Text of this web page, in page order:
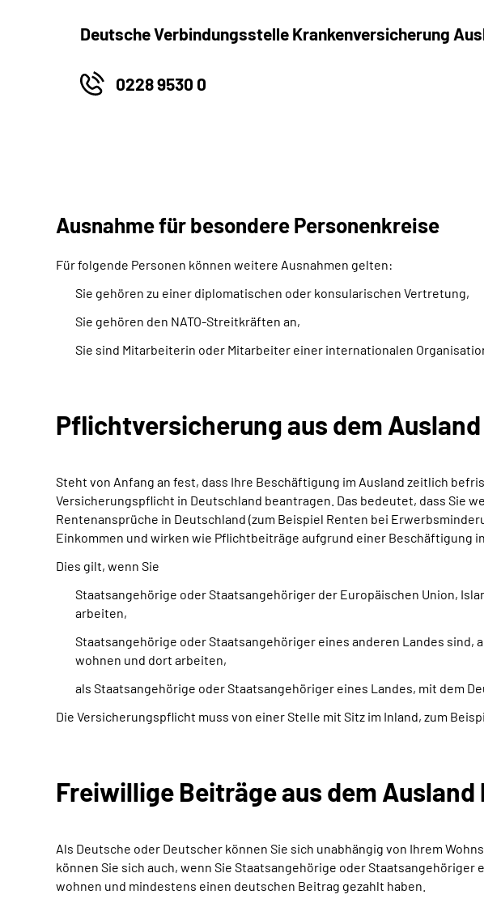
Deutsche Verbindungsstelle Krankenversicherung
0228 9530 0
Ausnahme für besondere Personenkreise
Für folgende Personen können weitere Ausnahmen gelten:
Sie gehören zu einer diplomatischen oder konsularischen Vertretung,
Sie gehören den NATO-Streitkräften an,
Sie sind Mitarbeiterin oder Mitarbeiter einer internationalen
Pflichtversicherung aus dem
Steht von Anfang an fest, dass Ihre Beschäftigung im Ausland zeitlich
Versicherungspflicht in Deutschland beantragen. Das bedeutet, dass Sie
Rentenansprüche in Deutschland (zum Beispiel Renten bei
Einkommen und wirken wie Pflichtbeiträge aufgrund einer Beschäftigung
Dies gilt, wenn Sie
Staatsangehörige oder Staatsangehöriger der Europäischen Union,
arbeiten,
Staatsangehörige oder Staatsangehöriger eines anderen Landes sind,
wohnen und dort arbeiten,
als Staatsangehörige oder Staatsangehöriger eines Landes, mit dem
Die Versicherungspflicht muss von einer Stelle mit Sitz im Inland, zum
Freiwillige Beiträge aus dem
Als Deutsche oder Deutscher können Sie sich unabhängig von Ihrem
können Sie sich auch, wenn Sie Staatsangehörige oder Staatsangehöriger
wohnen und mindestens einen deutschen Beitrag gezahlt haben.